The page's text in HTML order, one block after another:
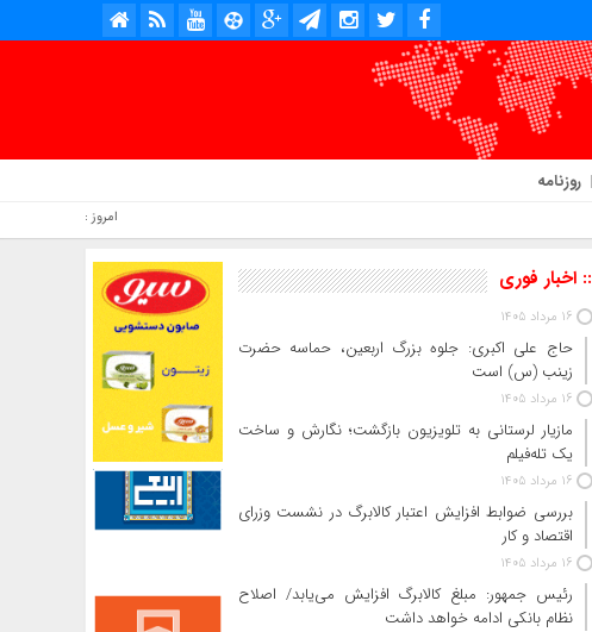
روزنامه
امروز : جمعه, ۱۶ مرداد , ۱۴۰۵ .::. برابر با : Friday, 7 August , 2026 .::. اخبار منتشر شده : 4 خبر
:: اخبار فوری
16 مرداد 1405
حاج‌ علی‌ اکبری: جلوه بزرگ اربعین، حماسه حضرت
زینب (س) است
16 مرداد 1405
مازیار لرستانی به تلویزیون بازگشت؛ نگارش و ساخت
یک تله‌فیلم
16 مرداد 1405
بررسی ضوابط افزایش اعتبار کالابرگ در نشست وزرای
اقتصاد و کار
16 مرداد 1405
رئیس‌ جمهور: مبلغ کالابرگ افزایش می‌یابد/ اصلاح
نظام بانکی ادامه خواهد داشت